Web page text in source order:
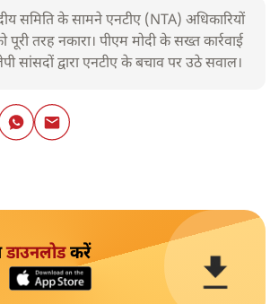
समिति के सामने एनटीए (NTA) अधिकारियों
तरह नकारा। पीएम मोदी के सख्त कार्रवाई
सांसदों द्वारा एनटीए के बचाव पर उठे सवाल।
डाउनलोडकरें